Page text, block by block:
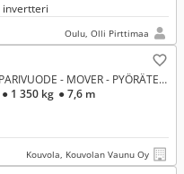
invertteri
Oulu, Olli Pirttimaa
Artic 560 - ALDE - PARIVUODE - MOVER - PYÖRÄTELINE
● 1 350 kg ● 7,6 m
Kouvola, Kouvolan Vaunu Oy